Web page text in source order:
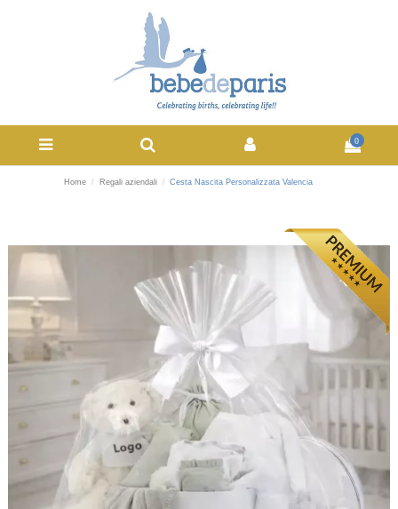
0
Home Regali aziendali Cesta Nascita Personalizzata Valencia